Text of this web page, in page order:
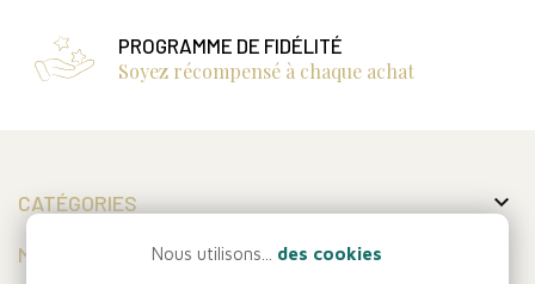
PROGRAMME DE FIDÉLITÉ
Soyez récompensé à chaque achat
CATÉGORIES 
MON COMPTE Nous utilisons... des cookies